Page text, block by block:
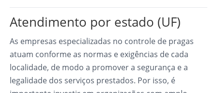
Atendimento por estado (UF)
As empresas especializadas no controle de pragas
atuam conforme as normas e exigências de cada
localidade, de modo a promover a segurança e a
legalidade dos serviços prestados. Por isso, é